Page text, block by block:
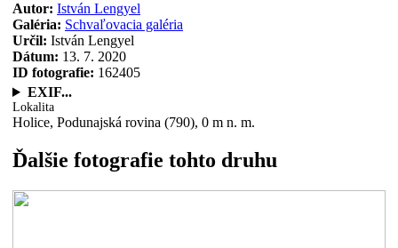
Autor: István Lengyel
Galéria: Schvaľovacia galéria
Určil: István Lengyel
Dátum: 13. 7. 2020
ID fotografie: 162405
EXIF...
Lokalita
Holice, Podunajská rovina (790), 0 m n. m.
Ďalšie fotografie tohto druhu